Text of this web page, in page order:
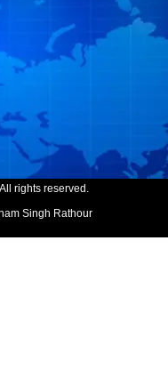
rights reserved.
Singh Rathour